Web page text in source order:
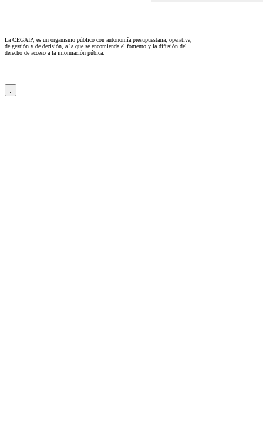
La CEGAIP, es un organismo público con autonomía presupuestaria, operativa,
de gestión y de decisión, a la que se encomienda el fomento y la difusión del
derecho de acceso a la información púbica.